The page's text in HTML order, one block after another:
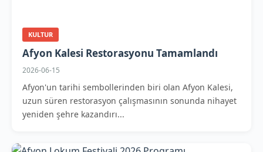
KULTUR
Afyon Kalesi Restorasyonu Tamamlandı
2026-06-15
Afyon'un tarihi sembollerinden biri olan Afyon Kalesi,
uzun süren restorasyon çalışmasının sonunda nihayet
yeniden şehre kazandırı...